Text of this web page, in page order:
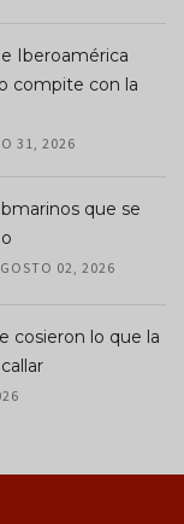
Iberoamérica
compite con la
31, 2026
que se
02, 2026
cosieron lo que la